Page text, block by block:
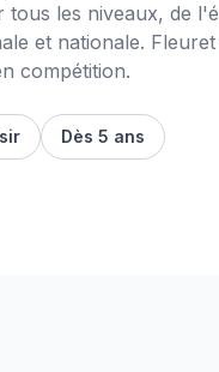
les niveaux, de
et nationale.
compétition.
Dès 5 ans